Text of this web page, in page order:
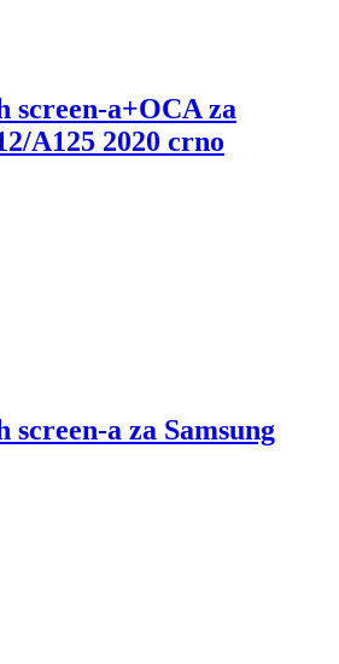
screen-a+OCA za
A125 2020 crno
screen-a za Samsung